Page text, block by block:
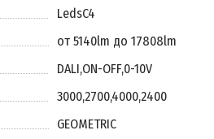
LedsC4
от 5140lm до 17808lm
DALI,ON-OFF,0-10V
3000,2700,4000,2400
GEOMETRIC